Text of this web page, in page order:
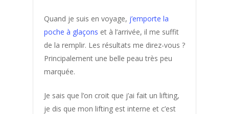
Quand je suis en voyage, j’emporte la
poche à glaçons et à l’arrivée, il me suffit
de la remplir. Les résultats me direz-vous ?
Principalement une belle peau très peu
marquée.
Je sais que l’on croit que j’ai fait un lifting,
je dis que mon lifting est interne et c’est